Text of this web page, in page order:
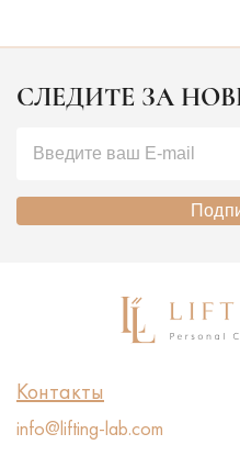
экспериментов с имиджем и
СЛЕДИТЕ ЗА
Контакты
info@lifting-lab.com